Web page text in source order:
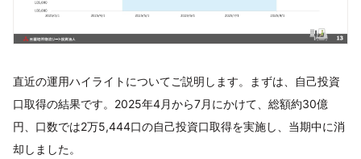
直近の運用ハイライトについてご説明します。まずは、自己投資
口取得の結果です。2025年4月から7月にかけて、総額約30億
円、口数では2万5,444口の自己投資口取得を実施し、当期中に消
却しました。